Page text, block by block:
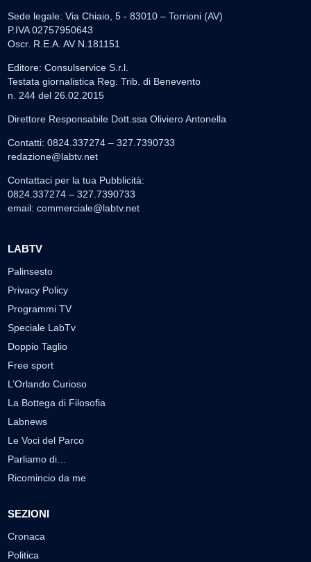
Sede legale: Via Chiaio, 5 - 83010 – Torrioni (AV)
P.IVA 02757950643
Oscr. R.E.A. AV N.181151
Editore: Consulservice S.r.l.
Testata giornalistica Reg. Trib. di Benevento
n. 244 del 26.02.2015
Direttore Responsabile Dott.ssa Oliviero Antonella
Contatti: 0824.337274 – 327.7390733
redazione@labtv.net
Contattaci per la tua Pubblicità:
0824.337274 – 327.7390733
email: commerciale@labtv.net
LABTV
Palinsesto
Privacy Policy
Programmi TV
Speciale LabTv
Doppio Taglio
Free sport
L’Orlando Curioso
La Bottega di Filosofia
Labnews
Le Voci del Parco
Parliamo di…
Ricomincio da me
SEZIONI
Cronaca
Politica